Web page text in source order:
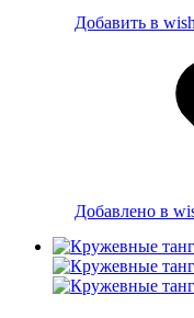
Добавить в
Добавлено в